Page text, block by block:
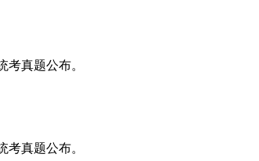
考真题公布。
考真题公布。